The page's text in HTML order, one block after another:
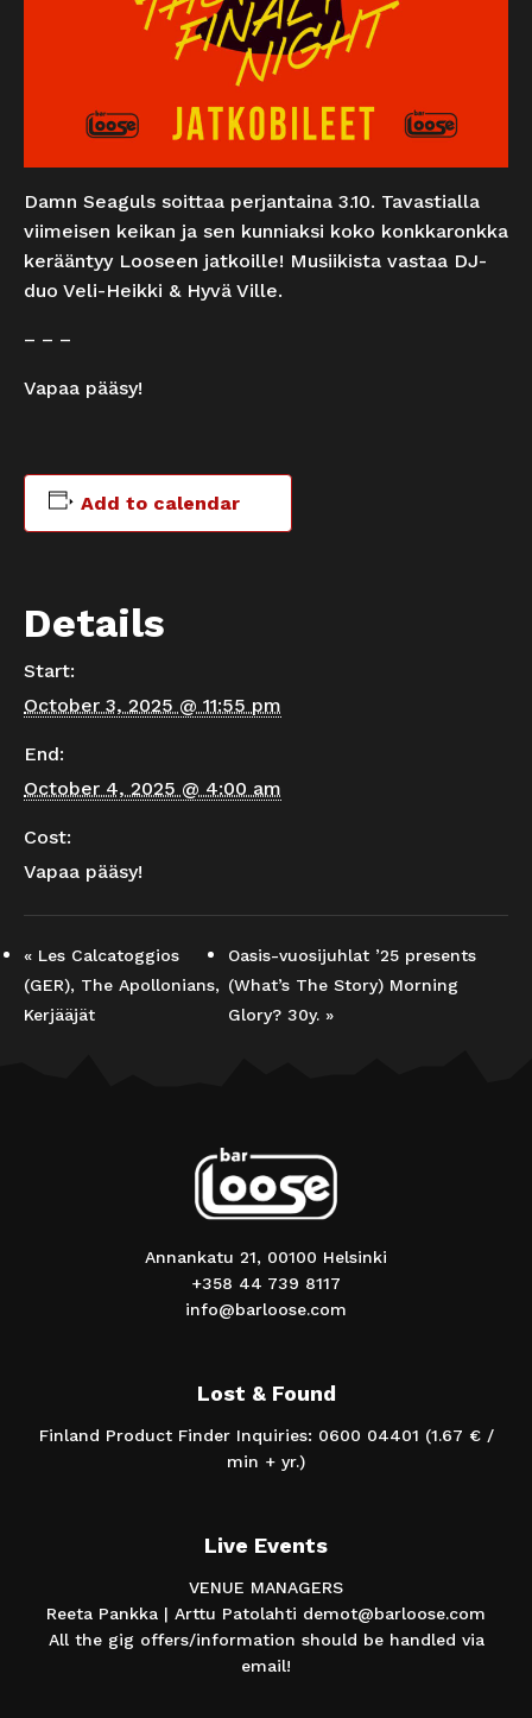
Damn Seaguls soittaa perjantaina 3.10. Tavastialla
viimeisen keikan ja sen kunniaksi koko konkkaronkka
kerääntyy Looseen jatkoille! Musiikista vastaa DJ-
duo Veli-Heikki & Hyvä Ville.
– – –
Vapaa pääsy!
Add to calendar
Details
Start:
October 3, 2025 @ 11:55 pm
End:
October 4, 2025 @ 4:00 am
Cost:
Vapaa pääsy!
« Les Calcatoggios
(GER), The Apollonians,
Kerjääjät
Oasis-vuosijuhlat ’25 presents
(What’s The Story) Morning
Glory? 30y. »
Annankatu 21, 00100 Helsinki
+358 44 739 8117
info@barloose.com
Lost & Found
Finland Product Finder Inquiries: 0600 04401 (1.67 € /
min + yr.)
Live Events
VENUE MANAGERS
Reeta Pankka | Arttu Patolahti demot@barloose.com
All the gig offers/information should be handled via
email!